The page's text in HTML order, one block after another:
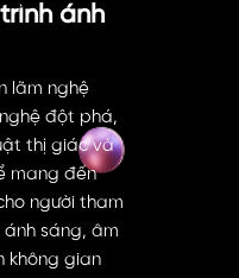
ánh
lãm nghệ
đột phá,
thị giác và
mang đến
người tham
ánh sáng, âm
không gian